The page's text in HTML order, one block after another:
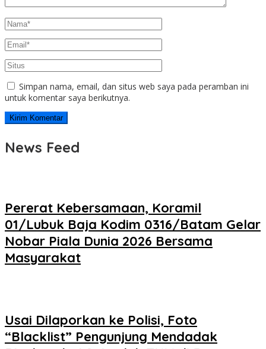
Simpan nama, email, dan situs web saya pada peramban ini
untuk komentar saya berikutnya.
News Feed
Pererat Kebersamaan, Koramil
01/Lubuk Baja Kodim 0316/Batam Gelar
Nobar Piala Dunia 2026 Bersama
Masyarakat
Usai Dilaporkan ke Polisi, Foto
“Blacklist” Pengunjung Mendadak